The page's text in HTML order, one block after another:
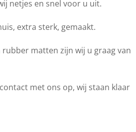
netjes en snel voor u uit.
extra sterk, gemaakt.
matten zijn wij u graag van
met ons op, wij staan klaar